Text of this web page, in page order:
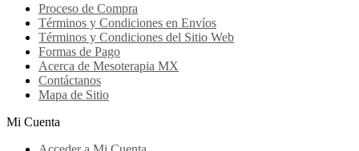
Proceso de Compra
Términos y Condiciones en Envíos
Términos y Condiciones del Sitio Web
Formas de Pago
Acerca de Mesoterapia MX
Contáctanos
Mapa de Sitio
Mi Cuenta